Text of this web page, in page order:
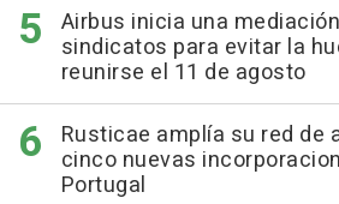
Airbus inicia una
sindicatos para evitar la
reunirse el 11 de agosto
Rusticae amplía su red de
cinco nuevas
Portugal